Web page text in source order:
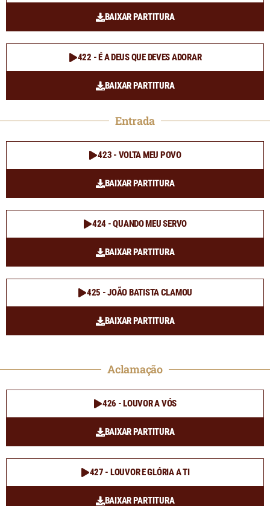
BAIXAR PARTITURA
422 - É A DEUS QUE DEVES ADORAR
BAIXAR PARTITURA
Entrada
423 - VOLTA MEU POVO
BAIXAR PARTITURA
424 - QUANDO MEU SERVO
BAIXAR PARTITURA
425 - JOÃO BATISTA CLAMOU
BAIXAR PARTITURA
Aclamação
426 - LOUVOR A VÓS
BAIXAR PARTITURA
427 - LOUVOR E GLÓRIA A TI
BAIXAR PARTITURA